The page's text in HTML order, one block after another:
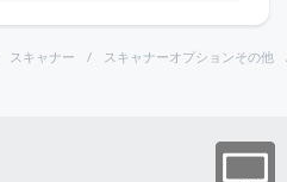
スキャナー スキャナーオプションその他